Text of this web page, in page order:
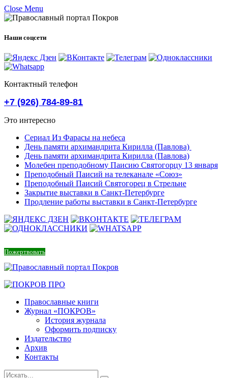
Close Menu
Наши соцсети
Контактный телефон
+7 (926) 784-89-81
Это интересно
Сериал Из Фарасы на небеса
День памяти архимандрита Кирилла (Павлова)
День памяти архимандрита Кирилла (Павлова)
Молебен преподобному Паисию Святогорцу 13 января
Преподобный Паисий на телеканале «Союз»
Преподобный Паисий Святогорец в Стрельне
Закрытие выставки в Санкт-Петербурге
Продление работы выставки в Санкт-Петербурге
Пожертвовать
Православные книги
Журнал «ПОКРОВ»
История журнала
Оформить подписку
Издательство
Архив
Контакты